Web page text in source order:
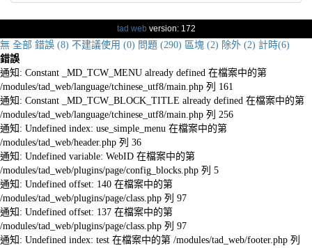
tad webversion: 172
無 全部 錯誤 (8) 不建議使用 (0) 問題 (290) 區塊 (2) 除外 (2) 計時(6)
錯誤
通知: Constant _MD_TCW_MENU already defined 在檔案中的第
/modules/tad_web/language/tchinese_utf8/main.php 列 161
通知: Constant _MD_TCW_BLOCK_TITLE already defined 在檔案中的第
/modules/tad_web/language/tchinese_utf8/main.php 列 256
通知: Undefined index: use_simple_menu 在檔案中的第
/modules/tad_web/header.php 列 36
通知: Undefined variable: WebID 在檔案中的第
/modules/tad_web/plugins/page/config_blocks.php 列 5
通知: Undefined offset: 140 在檔案中的第
/modules/tad_web/plugins/page/class.php 列 97
通知: Undefined offset: 137 在檔案中的第
/modules/tad_web/plugins/page/class.php 列 97
通知: Undefined index: test 在檔案中的第 /modules/tad_web/footer.php 列